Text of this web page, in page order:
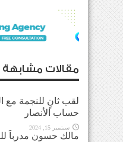
مقالات مشابهة
لقب ثانٍ للنجمة مع
حساب الأنصار
سبتمبر 15, 2024
مالك حسون مدرباً